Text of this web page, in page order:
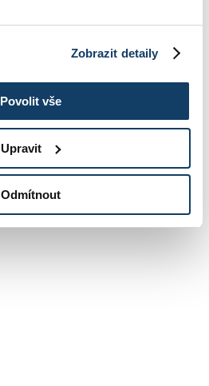
Zobrazit detaily
Povolit vše
Upravit
Odmítnout